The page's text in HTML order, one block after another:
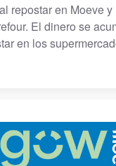
al repostar en Moeve y
El dinero se
en los